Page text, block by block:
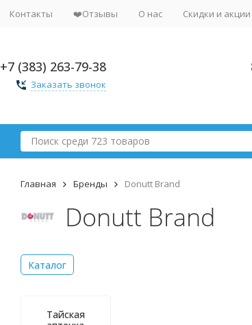
Контакты ❤️Отзывы О нас Скидки и акции
+7 (383) 263-79-38
Заказать звонок
Главная Бренды Donutt Brand
Donutt Brand
Каталог
Тайская